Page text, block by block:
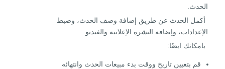
الحدث.
أكمل الحدث عن طريق إضافة وصف الحدث، وضبط
الإعدادات، وإضافة النشرة الإعلانية والفيديو.
بامكانك ايضًا:
قم بتعيين تاريخ ووقت بدء مبيعات الحدث وانتهائه